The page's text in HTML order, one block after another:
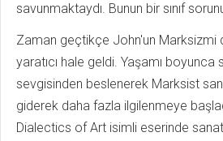
savunmaktaydı. Bunun bir sınıf
Zaman geçtikçe John'un Marksizmi
yaratıcı hale geldi. Yaşamı boyunca
sevgisinden beslenerek Marksist
giderek daha fazla ilgilenmeye
Dialectics of Art isimli eserinde sanat